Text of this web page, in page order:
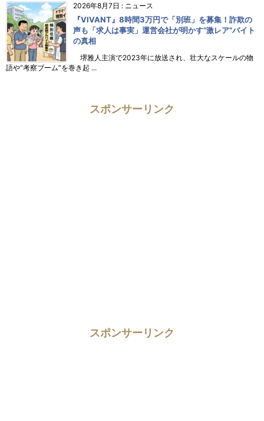
2026年8月7日 : ニュース
『VIVANT』8時間3万円で「別班」を募集！詐欺の
声も「求人は事実」運営会社が明かす“激レア”バイト
の真相
堺雅人主演で2023年に放送され、壮大なスケールの物
語や“考察ブーム”を巻き起 ...
スポンサーリンク
スポンサーリンク